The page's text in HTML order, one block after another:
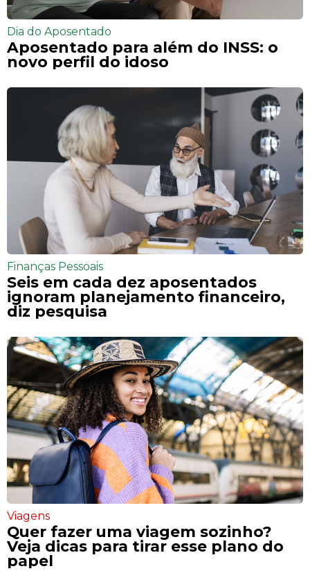
Dia do Aposentado
Aposentado para além do INSS: o
novo perfil do idoso
Finanças Pessoais
Seis em cada dez aposentados
ignoram planejamento financeiro,
diz pesquisa
Viagens
Quer fazer uma viagem sozinho?
Veja dicas para tirar esse plano do
papel